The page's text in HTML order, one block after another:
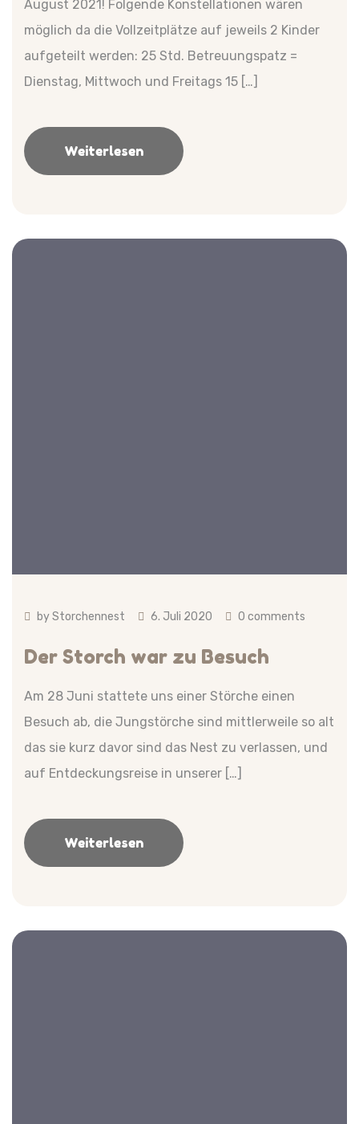
August 2021! Folgende Konstellationen wären
möglich da die Vollzeitplätze auf jeweils 2 Kinder
aufgeteilt werden: 25 Std. Betreuungspatz =
Dienstag, Mittwoch und Freitags 15 […]
Weiterlesen
byStorchennest 6. Juli 2020 0 comments
Der Storch war zu Besuch
Am 28 Juni stattete uns einer Störche einen
Besuch ab, die Jungstörche sind mittlerweile so alt
das sie kurz davor sind das Nest zu verlassen, und
auf Entdeckungsreise in unserer […]
Weiterlesen